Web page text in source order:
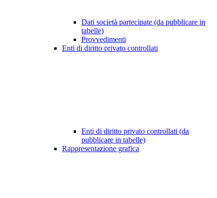
Dati società partecipate (da pubblicare in
tabelle)
Provvedimenti
Enti di diritto privato controllati
Enti di diritto privato controllati (da
pubblicare in tabelle)
Rappresentazione grafica